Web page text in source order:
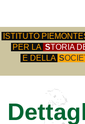
ISTITUTO
PER LA STORIA
E DELLA S